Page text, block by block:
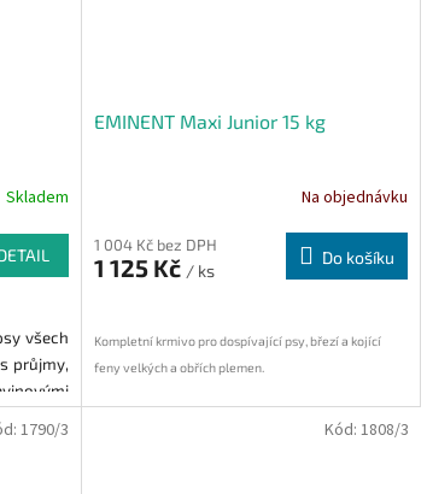
Skladem
všech
průjmy,
EMINENT Maxi Junior 15 kg
Na objednávku
1 004 Kč bez DPH
1 125 Kč / ks
Do košíku
Kompletní krmivo pro dospívající psy, březí a kojící
feny velkých a obřích plemen.
1790/3 Kód: 1808/3